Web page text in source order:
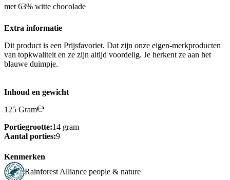
met 63% witte chocolade
Extra informatie
Dit product is een Prijsfavoriet. Dat zijn onze eigen-merkproducten
van topkwaliteit en ze zijn altijd voordelig. Je herkent ze aan het
blauwe duimpje.
Inhoud en gewicht
125 Gram
Portiegrootte:14 gram
Aantal porties:9
Kenmerken
Rainforest Alliance people & nature